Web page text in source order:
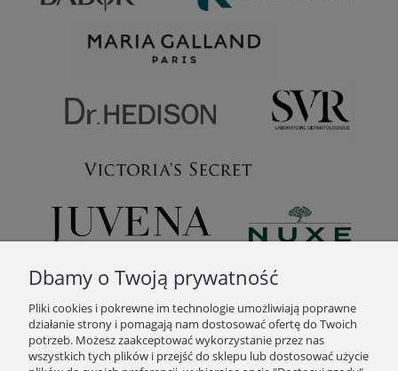
Dbamy o Twoją prywatność
Pliki cookies i pokrewne im technologie umożliwiają poprawne
działanie strony i pomagają nam dostosować ofertę do Twoich
potrzeb. Możesz zaakceptować wykorzystanie przez nas
wszystkich tych plików i przejść do sklepu lub dostosować użycie